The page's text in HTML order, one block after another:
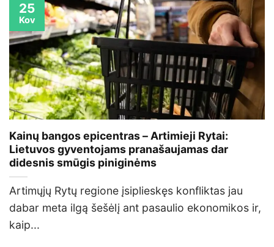
Kainų bangos epicentras – Artimieji Rytai:
Lietuvos gyventojams pranašaujamas dar
didesnis smūgis piniginėms
Artimųjų Rytų regione įsiplieskęs konfliktas jau
dabar meta ilgą šešėlį ant pasaulio ekonomikos ir,
kaip...
25
Kov